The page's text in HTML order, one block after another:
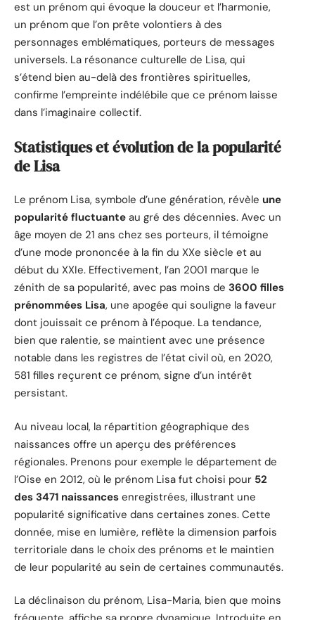
est un prénom qui évoque la douceur et l’harmonie,
un prénom que l’on prête volontiers à des
personnages emblématiques, porteurs de messages
universels. La résonance culturelle de Lisa, qui
s’étend bien au-delà des frontières spirituelles,
confirme l’empreinte indélébile que ce prénom laisse
dans l’imaginaire collectif.
Statistiques et évolution de la popularité
de Lisa
Le prénom Lisa, symbole d’une génération, révèle une
popularité fluctuante au gré des décennies. Avec un
âge moyen de 21 ans chez ses porteurs, il témoigne
d’une mode prononcée à la fin du XXe siècle et au
début du XXIe. Effectivement, l’an 2001 marque le
zénith de sa popularité, avec pas moins de 3600 filles
prénommées Lisa, une apogée qui souligne la faveur
dont jouissait ce prénom à l’époque. La tendance,
bien que ralentie, se maintient avec une présence
notable dans les registres de l’état civil où, en 2020,
581 filles reçurent ce prénom, signe d’un intérêt
persistant.
Au niveau local, la répartition géographique des
naissances offre un aperçu des préférences
régionales. Prenons pour exemple le département de
l’Oise en 2012, où le prénom Lisa fut choisi pour 52
des 3471 naissances enregistrées, illustrant une
popularité significative dans certaines zones. Cette
donnée, mise en lumière, reflète la dimension parfois
territoriale dans le choix des prénoms et le maintien
de leur popularité au sein de certaines communautés.
La déclinaison du prénom, Lisa-Maria, bien que moins